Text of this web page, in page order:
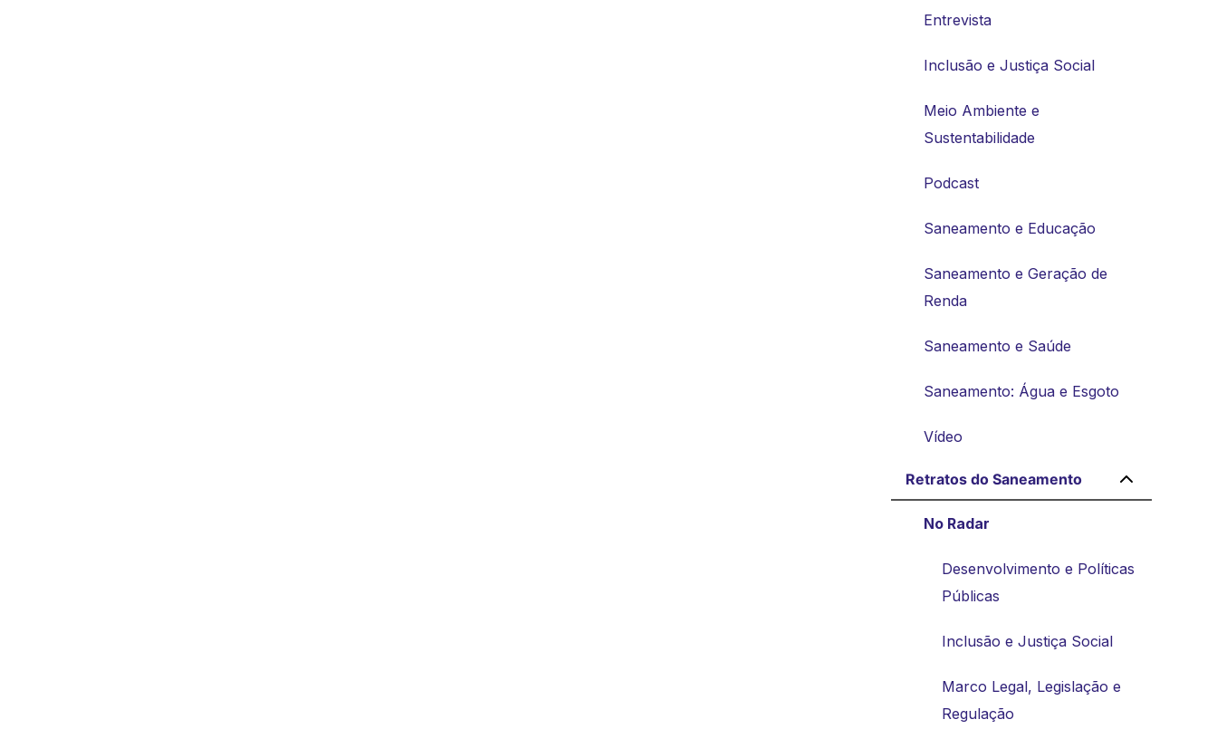
Entrevista
Inclusão e Justiça Social
Meio Ambiente e
Sustentabilidade
Podcast
Saneamento e Educação
Saneamento e Geração de
Renda
Saneamento e Saúde
Saneamento: Água e Esgoto
Vídeo
Retratos do Saneamento
No Radar
Desenvolvimento e Políticas
Públicas
Inclusão e Justiça Social
Marco Legal, Legislação e
Regulação